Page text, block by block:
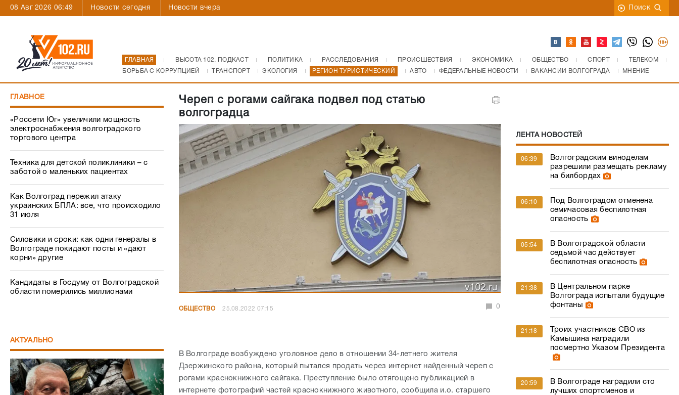
08 Авг 2026 06:49 Новости сегодня Новости вчера Поиск
ГЛАВНАЯ ВЫСОТА 102. ПОДКАСТ ПОЛИТИКА РАССЛЕДОВАНИЯ ПРОИСШЕСТВИЯ ЭКОНОМИКА ОБЩЕСТВО СПОРТ
ТЕЛЕКОМ
БОРЬБА С КОРРУПЦИЕЙ
ТРАНСПОРТ ЭКОЛОГИЯ РЕГИОН ТУРИСТИЧЕСКИЙ АВТО ФЕДЕРАЛЬНЫЕ НОВОСТИ ВАКАНСИИ ВОЛГОГРАДА МНЕНИЕ
ГЛАВНОЕ
«Россети Юг» увеличили мощность
электроснабжения волгоградского
торгового центра
Техника для детской поликлиники – с
заботой о маленьких пациентах
Как Волгоград пережил атаку
украинских БПЛА: все, что происходило
31 июля
Силовики и сроки: как одни генералы в
Волгограде покидают посты и «дают
корни» другие
Кандидаты в Госдуму от Волгоградской
области померились миллионами
АКТУАЛЬНО
Череп с рогами сайгака подвел под статью
волгоградца
ОБЩЕСТВО 25.08.2022 07:15 0
В Волгограде возбуждено уголовное дело в отношении 34-летнего жителя
Дзержинского района, который пытался продать через интернет найденный череп с
рогами краснокнижного сайгака. Преступление было отягощено публикацией в
интернете фотографий частей краснокнижного животного, сообщила и.о. старшего
ЛЕНТА НОВОСТЕЙ
06:39
Волгоградским виноделам
разрешили размещать рекламу
на билбордах
06:10
Под Волгоградом отменена
семичасовая беспилотная
опасность
05:54
В Волгоградской области
седьмой час действует
беспилотная опасность
21:38
В Центральном парке
Волгограда испытали будущие
фонтаны
21:18
Троих участников СВО из
Камышина наградили
посмертно Указом Президента
20:59
В Волгограде наградили сто
лучших спортсменов и